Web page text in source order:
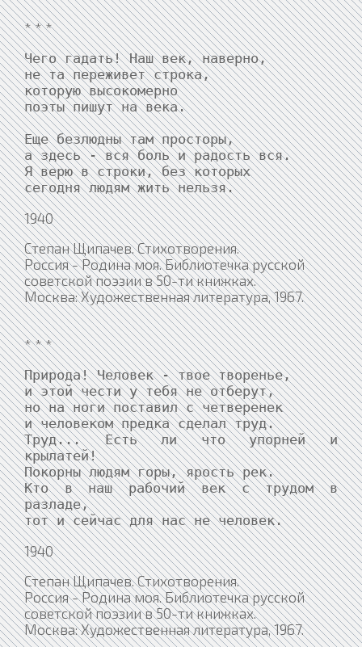
* * *
Чего гадать! Наш век, наверно,
не та переживет строка,
которую высокомерно
поэты пишут на века.
Еще безлюдны там просторы,
а здесь - вся боль и радость вся.
Я верю в строки, без которых
сегодня людям жить нельзя.
1940
Степан Щипачев. Стихотворения.
Россия - Родина моя. Библиотечка русской
советской поэзии в 50-ти книжках.
Москва: Художественная литература, 1967.
* * *
Природа! Человек - твое творенье,
и этой чести у тебя не отберут,
но на ноги поставил с четверенек
и человеком предка сделал труд.
Труд... Есть ли что упорней и
крылатей!
Покорны людям горы, ярость рек.
Кто в наш рабочий век с трудом в
разладе,
тот и сейчас для нас не человек.
1940
Степан Щипачев. Стихотворения.
Россия - Родина моя. Библиотечка русской
советской поэзии в 50-ти книжках.
Москва: Художественная литература, 1967.